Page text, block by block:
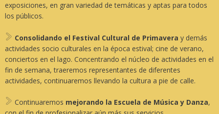
exposiciones, en gran variedad de temáticas y aptas para todos
los públicos.
Consolidando el Festival Cultural de Primavera y demás
actividades socio culturales en la época estival; cine de verano,
conciertos en el lago. Concentrando el núcleo de actividades en el
fin de semana, traeremos representantes de diferentes
actividades, continuaremos llevando la cultura a pie de calle.
Continuaremos mejorando la Escuela de Música y Danza,